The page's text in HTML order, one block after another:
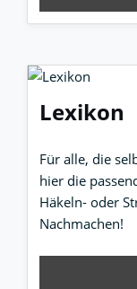
Lexikon
Für alle, die
hier die
Häkeln- oder
Nachmachen!